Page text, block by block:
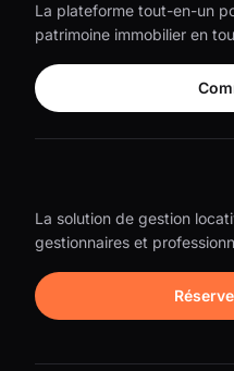
La plateforme tout-en-un
patrimoine immobilier en
La solution de gestion
gestionnaires et